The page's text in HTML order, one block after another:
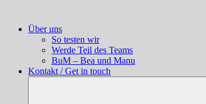
Über uns
So testen wir
Werde Teil des Teams
BuM – Bea und Manu
Kontakt / Get in touch